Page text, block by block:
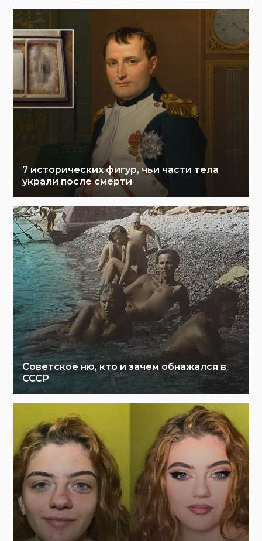
7 исторических фигур, чьи части тела
украли после смерти
Советское ню, кто и зачем обнажался в
СССР